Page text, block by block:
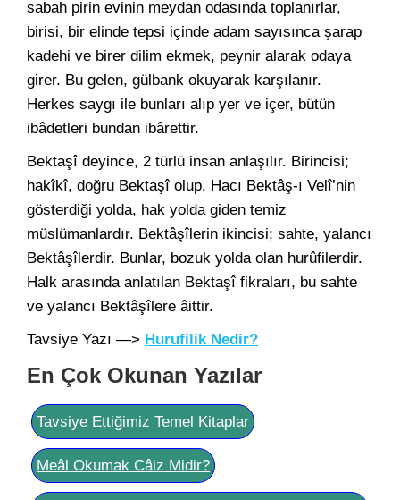
sabah pirin evinin meydan odasında toplanırlar,
birisi, bir elinde tepsi içinde adam sayısınca şarap
kadehi ve birer dilim ekmek, peynir alarak odaya
girer. Bu gelen, gülbank okuyarak karşılanır.
Herkes saygı ile bunları alıp yer ve içer, bütün
ibâdetleri bundan ibârettir.
Bektaşî deyince, 2 türlü insan anlaşılır. Birincisi;
hakîkî, doğru Bektaşî olup, Hacı Bektâş-ı Velî’nin
gösterdiği yolda, hak yolda giden temiz
müslümanlardır. Bektâşîlerin ikincisi; sahte, yalancı
Bektâşîlerdir. Bunlar, bozuk yolda olan hurûfilerdir.
Halk arasında anlatılan Bektaşî fikraları, bu sahte
ve yalancı Bektâşîlere âittir.
Tavsiye Yazı —> Hurufilik Nedir?
En Çok Okunan Yazılar
Tavsiye Ettiğimiz Temel Kitaplar
Meâl Okumak Câiz Midir?